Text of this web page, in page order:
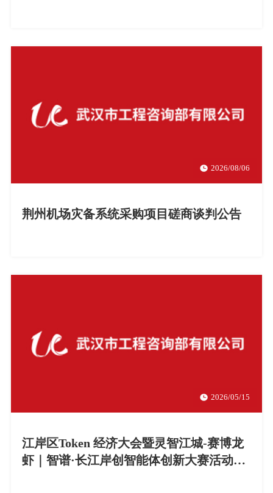
2026/08/06
荆州机场灾备系统采购项目磋商谈判公告
2026/05/15
江岸区Token 经济大会暨灵智江城-赛博龙
虾｜智谱·长江岸创智能体创新大赛活动更